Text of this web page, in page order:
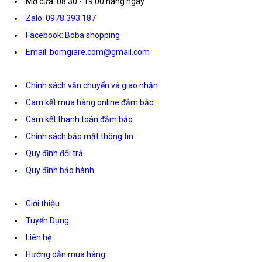
Zalo: 0978.393.187
Facebook: Boba shopping
Email: bomgiare.com@gmail.com
Chính sách vận chuyển và giao nhận
Cam kết mua hàng online đảm bảo
Cam kết thanh toán đảm bảo
Chính sách bảo mật thông tin
Quy định đổi trả
Quy định bảo hành
Giới thiệu
Tuyển Dụng
Liên hệ
Hướng dẫn mua hàng